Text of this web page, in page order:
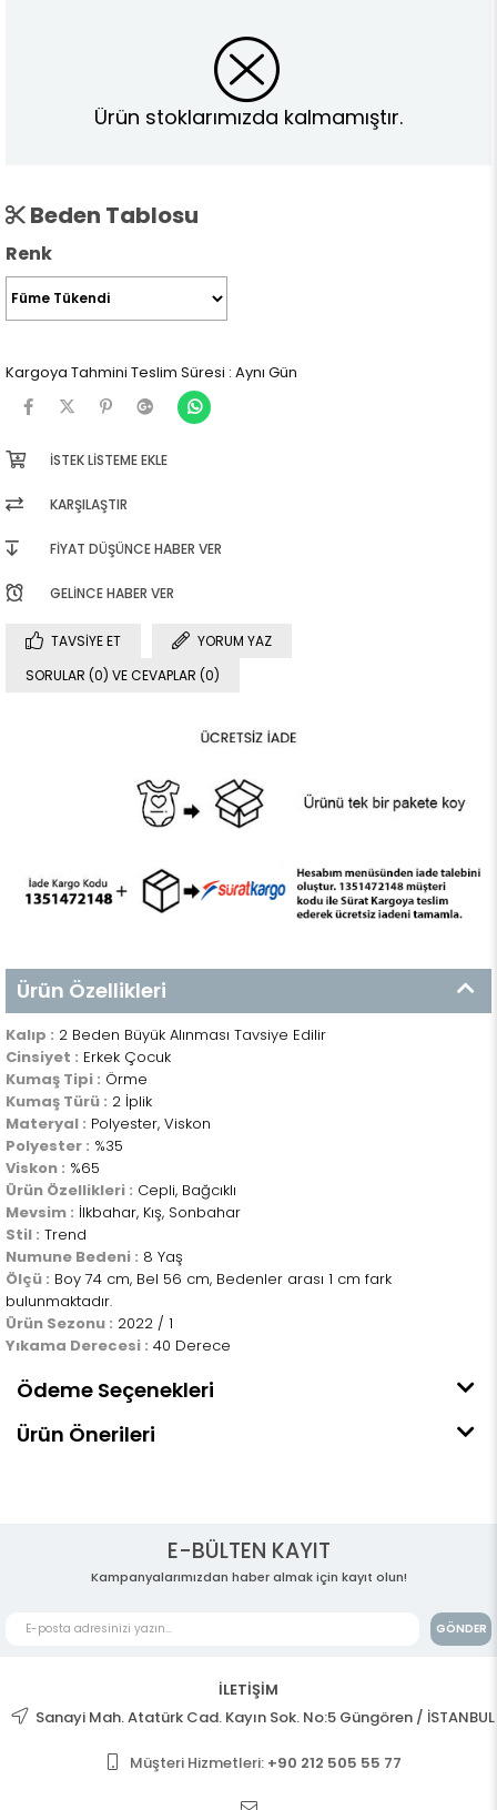
Ürün stoklarımızda kalmamıştır.
Beden Tablosu
Renk
Kargoya Tahmini Teslim Süresi : Aynı Gün
İSTEK LISTEME EKLE
KARŞILAŞTIR
FIYAT DÜŞÜNCE HABER VER
GELINCE HABER VER
TAVSIYE ET
YORUM YAZ
SORULAR (0) VE CEVAPLAR (0)
Ürün Özellikleri
Kalıp : 2 Beden Büyük Alınması Tavsiye Edilir
Cinsiyet : Erkek Çocuk
Kumaş Tipi : Örme
Kumaş Türü : 2 İplik
Materyal : Polyester, Viskon
Polyester : %35
Viskon : %65
Ürün Özellikleri : Cepli, Bağcıklı
Mevsim : İlkbahar, Kış, Sonbahar
Stil : Trend
Numune Bedeni : 8 Yaş
Ölçü : Boy 74 cm, Bel 56 cm, Bedenler arası 1 cm fark
bulunmaktadır.
Ürün Sezonu : 2022 / 1
Yıkama Derecesi : 40 Derece
Ödeme Seçenekleri
Ürün Önerileri
E-BÜLTEN KAYIT
Kampanyalarımızdan haber almak için kayıt olun!
GÖNDER
İLETİŞİM
Sanayi Mah. Atatürk Cad. Kayın Sok. No:5 Güngören / İSTANBUL
Müşteri Hizmetleri: +90 212 505 55 77